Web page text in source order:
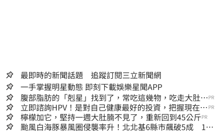
最即時的新聞話題 追蹤訂閱三立新聞網
一手掌握明星動態 即刻下載娛樂星聞APP
腹部脂肪的「剋星」找到了，常吃這幾物，吃走大肚
囊，瘦出小蠻腰
PR
立即諮詢HPV！是對自己健康最好的投資，把握現在不
嫌晚！
PR
檸檬加它，堅持一週大肚腩不見了，重新回到45公斤PR
颱風白海豚暴風圈侵襲率升！北北基6縣市飆破5成 1縣